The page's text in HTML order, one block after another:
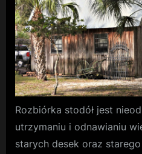
Rozbiórka stodół jest
utrzymaniu i odnawianiu
starych desek oraz